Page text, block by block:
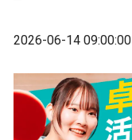
2026-06-14 09:00:00